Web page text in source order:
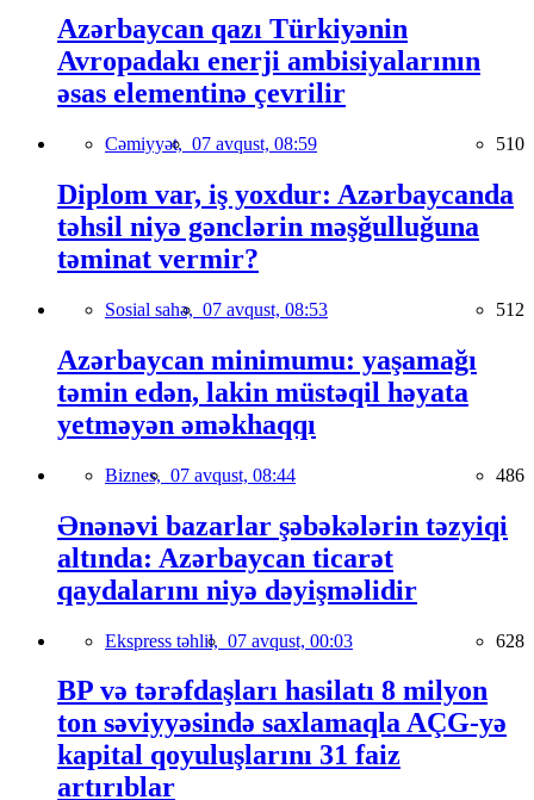
Azərbaycan qazı Türkiyənin
Avropadakı enerji ambisiyalarının
əsas elementinə çevrilir
Cəmiyyət, 07 avqust, 08:59 510
Diplom var, iş yoxdur: Azərbaycanda
təhsil niyə gənclərin məşğulluğuna
təminat vermir?
Sosial sahə, 07 avqust, 08:53 512
Azərbaycan minimumu: yaşamağı
təmin edən, lakin müstəqil həyata
yetməyən əməkhaqqı
Biznes, 07 avqust, 08:44 486
Ənənəvi bazarlar şəbəkələrin təzyiqi
altında: Azərbaycan ticarət
qaydalarını niyə dəyişməlidir
Ekspress təhlil, 07 avqust, 00:03 628
BP və tərəfdaşları hasilatı 8 milyon
ton səviyyəsində saxlamaqla AÇG-yə
kapital qoyuluşlarını 31 faiz
artırıblar